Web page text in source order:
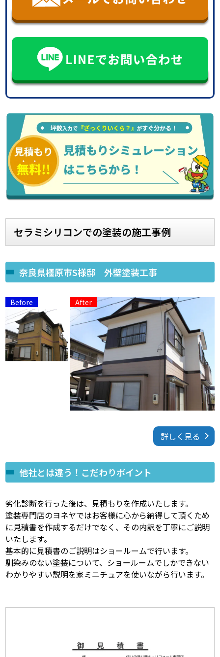
セラミシリコンでの塗装の施工事例
奈良県橿原市S様邸 外壁塗装工事
Before
詳しく見る
他社とは違う！こだわりポイント
劣化診断を行った後は、見積もりを作成いたします。
塗装専門店のヨネヤではお客様に心から納得して頂くため
に見積書を作成するだけでなく、その内訳を丁寧にご説明
いたします。
基本的に見積書のご説明はショールームで行います。
馴染みのない塗装について、ショールームでしかできない
わかりやすい説明を家ミニチュアを使いながら行います。